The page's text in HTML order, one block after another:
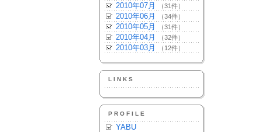
2010年07月 （31件）
2010年06月 （34件）
2010年05月 （31件）
2010年04月 （32件）
2010年03月 （12件）
LINKS
PROFILE
YABU